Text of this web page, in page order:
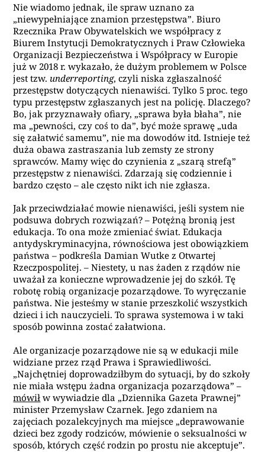
Nie wiadomo jednak, ile spraw uznano za
„niewypełniające znamion przestępstwa”. Biuro
Rzecznika Praw Obywatelskich we współpracy z
Biurem Instytucji Demokratycznych i Praw Człowieka
Organizacji Bezpieczeństwa i Współpracy w Europie
już w 2018 r. wykazało, że dużym problemem w Polsce
jest tzw. underreporting, czyli niska zgłaszalność
przestępstw dotyczących nienawiści. Tylko 5 proc. tego
typu przestępstw zgłaszanych jest na policję. Dlaczego?
Bo, jak przyznawały ofiary, „sprawa była błaha”, nie
ma „pewności, czy coś to da”, być może sprawę „uda
się załatwić samemu”, nie ma dowodów itd. Istnieje też
duża obawa zastraszania lub zemsty ze strony
sprawców. Mamy więc do czynienia z „szarą strefą”
przestępstw z nienawiści. Zdarzają się codziennie i
bardzo często – ale często nikt ich nie zgłasza.
Jak przeciwdziałać mowie nienawiści, jeśli system nie
podsuwa dobrych rozwiązań? – Potężną bronią jest
edukacja. To ona może zmieniać świat. Edukacja
antydyskryminacyjna, równościowa jest obowiązkiem
państwa – podkreśla Damian Wutke z Otwartej
Rzeczpospolitej. – Niestety, u nas żaden z rządów nie
uważał za konieczne wprowadzenie jej do szkół. Tę
robotę robią organizacje pozarządowe. To wyręczanie
państwa. Nie jesteśmy w stanie przeszkolić wszystkich
dzieci i ich nauczycieli. To sprawa systemowa i w taki
sposób powinna zostać załatwiona.
Ale organizacje pozarządowe nie są w edukacji mile
widziane przez rząd Prawa i Sprawiedliwości.
„Najchętniej doprowadziłbym do sytuacji, by do szkoły
nie miała wstępu żadna organizacja pozarządowa” –
mówił w wywiadzie dla „Dziennika Gazeta Prawnej”
minister Przemysław Czarnek. Jego zdaniem na
zajęciach pozalekcyjnych ma miejsce „deprawowanie
dzieci bez zgody rodziców, mówienie o seksualności w
sposób, których część rodzin po prostu nie akceptuje”.